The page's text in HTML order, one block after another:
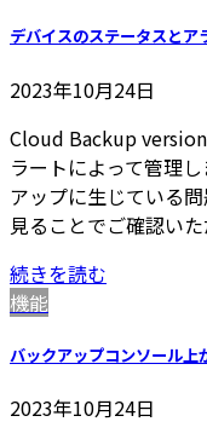
デバイスのステータスとア
2023年10月24日
Cloud Backup
ラートによって管理
アップに生じている
見ることでご確認い
続きを読む
機能
バックアップコンソール上
2023年10月24日